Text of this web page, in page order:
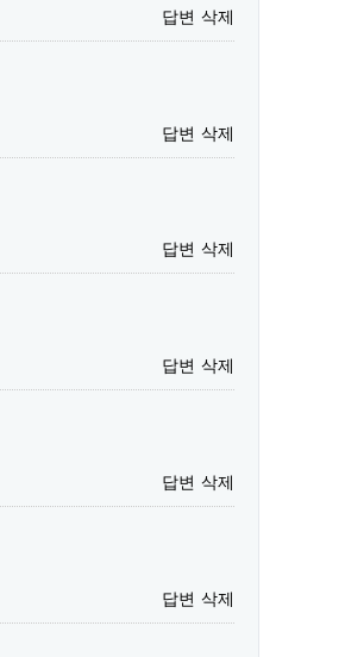
답변 삭제
답변 삭제
답변 삭제
답변 삭제
답변 삭제
답변 삭제